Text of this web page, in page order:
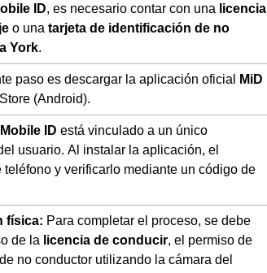
ID, es necesario contar con una licencia
o una tarjeta de identificación de no
York.
paso es descargar la aplicación oficial MiD
(Android).
Mobile ID está vinculado a un único
usuario. Al instalar la aplicación, el
y verificarlo mediante un código de
física: Para completar el proceso, se debe
de la licencia de conducir, el permiso de
no conductor utilizando la cámara del